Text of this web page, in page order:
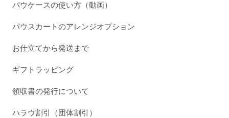
パウケースの使い方（動画）
パウスカートのアレンジオプション
お仕立てから発送まで
ギフトラッピング
領収書の発行について
ハラウ割引（団体割引）